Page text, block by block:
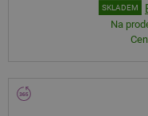
SKLADEM
Na